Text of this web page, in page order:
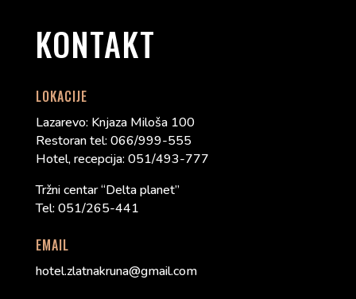
KONTAKT
LOKACIJE
Lazarevo: Knjaza Miloša 100
Restoran tel: 066/999-555
Hotel, recepcija: 051/493-777
Tržni centar “Delta planet”
Tel: 051/265-441
EMAIL
hotel.zlatnakruna@gmail.com